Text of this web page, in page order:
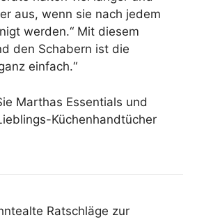
aus, wenn sie nach jedem
werden.“ Mit diesem
den Schabern ist die
einfach.“
Marthas Essentials und
Küchenhandtücher
Ratschläge zur